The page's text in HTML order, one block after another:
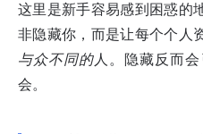
这里是新手容易感到困惑的
非隐藏你，而是让每个个人
与众不同的人。隐藏反而
会。